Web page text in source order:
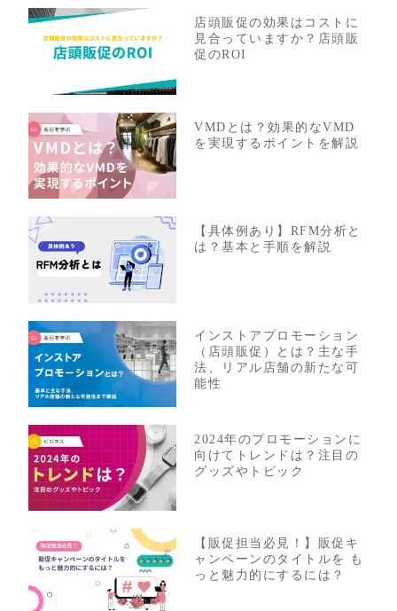
店頭販促の効果はコストに
見合っていますか？店頭販
促のROI
VMDとは？効果的なVMD
を実現するポイントを解説
【具体例あり】RFM分析と
は？基本と手順を解説
インストアプロモーション
（店頭販促）とは？主な手
法、リアル店舗の新たな可
能性
2024年のプロモーションに
向けてトレンドは？注目の
グッズやトピック
【販促担当必見！】販促キ
ャンペーンのタイトルを も
っと魅力的にするには？